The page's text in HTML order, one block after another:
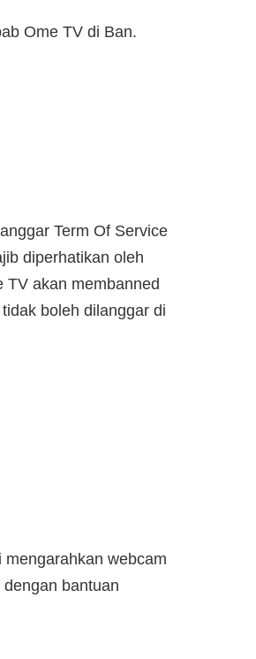
Ome TV di Ban.
Term Of Service
diperhatikan oleh
TV akan membanned
boleh dilanggar di
webcam
bantuan